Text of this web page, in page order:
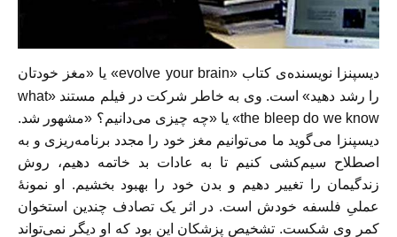
دیسپنزا نویسنده‌ی کتاب «evolve your brain» یا «مغز خودتان
را رشد دهید» است. وی به خاطر شرکت در فیلم مستند «what
the bleep do we know» یا «چه چیزی می‌دانیم؟ «مشهور شد.
دیسپنزا می‌گوید ما می‌توانیم مغز خود را مجدد برنامه‌ریزی و به
اصطلاح سیم‌کشی کنیم تا به عادات بد خاتمه دهیم، روش
زندگیمان را تغییر دهیم و بدن خود را بهبود بخشیم. او نمونه‌ٔ
عملیِ فلسفه خودش است. در اثر یک تصادف چندین استخوان
کمر وی شکست. تشخیص پزشکان این بود که او دیگر نمی‌تواند